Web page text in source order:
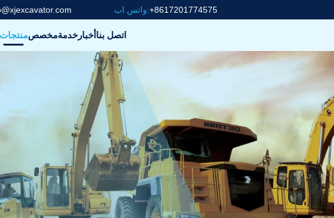
واتس اب:+8617201774575
مخصصخدمةأخباراتصل بنا